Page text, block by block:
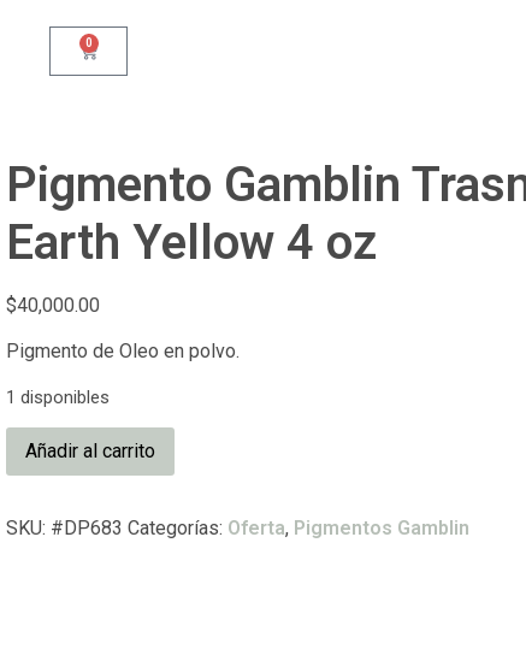
0
Pigmento Gamblin
Earth Yellow 4 oz
$40,000.00
Pigmento de Oleo en polvo.
1 disponibles
Añadir al carrito
SKU: #DP683 Categorías: Oferta, Pigmentos Gamblin